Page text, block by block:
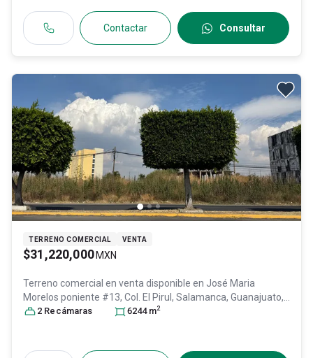
Contactar Consultar
TERRENO COMERCIAL VENTA
$31,220,000 MXN
Terreno comercial en venta disponible en José Maria
Morelos poniente #13, Col. El Pirul, Salamanca, Guanajuato,
México, C.P. 36740 , ID:30728587
2 Recámaras 6244 m2